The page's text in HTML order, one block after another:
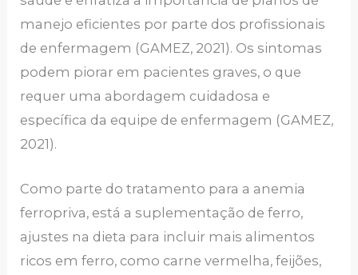
manejo eficientes por parte dos profissionais
de enfermagem (GAMEZ, 2021). Os sintomas
podem piorar em pacientes graves, o que
requer uma abordagem cuidadosa e
específica da equipe de enfermagem (GAMEZ,
2021).
Como parte do tratamento para a anemia
ferropriva, está a suplementação de ferro,
ajustes na dieta para incluir mais alimentos
ricos em ferro, como carne vermelha, feijões,